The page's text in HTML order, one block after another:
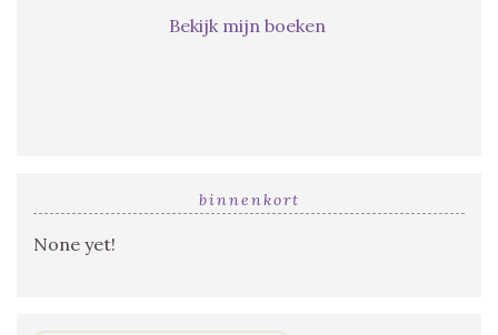
Bekijk mijn boeken
binnenkort
None yet!